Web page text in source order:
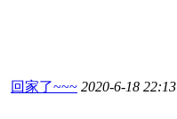
回家了~~~ 2020-6-18 22:13